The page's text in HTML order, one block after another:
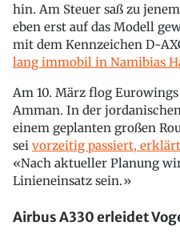
hin. Am Steuer saß zu
eben erst auf das Modell
mit dem Kennzeichen D-
lang immobil in Namibias
Am 10. März flog
Amman. In der
einem geplanten großen
sei vorzeitig passiert,
«Nach aktueller Planung
Linieneinsatz sein.»
Airbus A330 erleidet